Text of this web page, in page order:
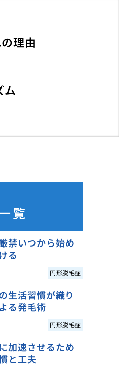
理由
ム
覧
禁いつから始め
る
円形脱毛症
生活習慣が織り
る発毛術
円形脱毛症
加速させるため
と工夫